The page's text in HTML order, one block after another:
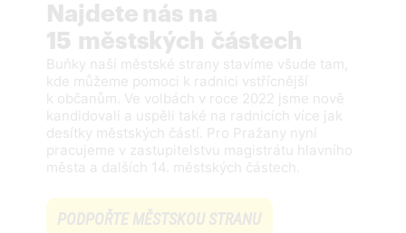
Najdete nás na
15 městských částech
Buňky naší městské strany stavíme všude tam,
kde můžeme pomoci k radnici vstřícnější
k občanům. Ve volbách v roce 2022 jsme nově
kandidovali a uspěli také na radnicích více jak
desítky městských částí. Pro Pražany nyní
pracujeme v zastupitelstvu magistrátu hlavního
města a dalších 14. městských částech.
PODPOŘTE MĚSTSKOU STRANU